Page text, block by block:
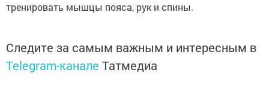
тренировать мышцы пояса, рук и спины.
Следите за самым важным и интересным в
Telegram-канале Татмедиа